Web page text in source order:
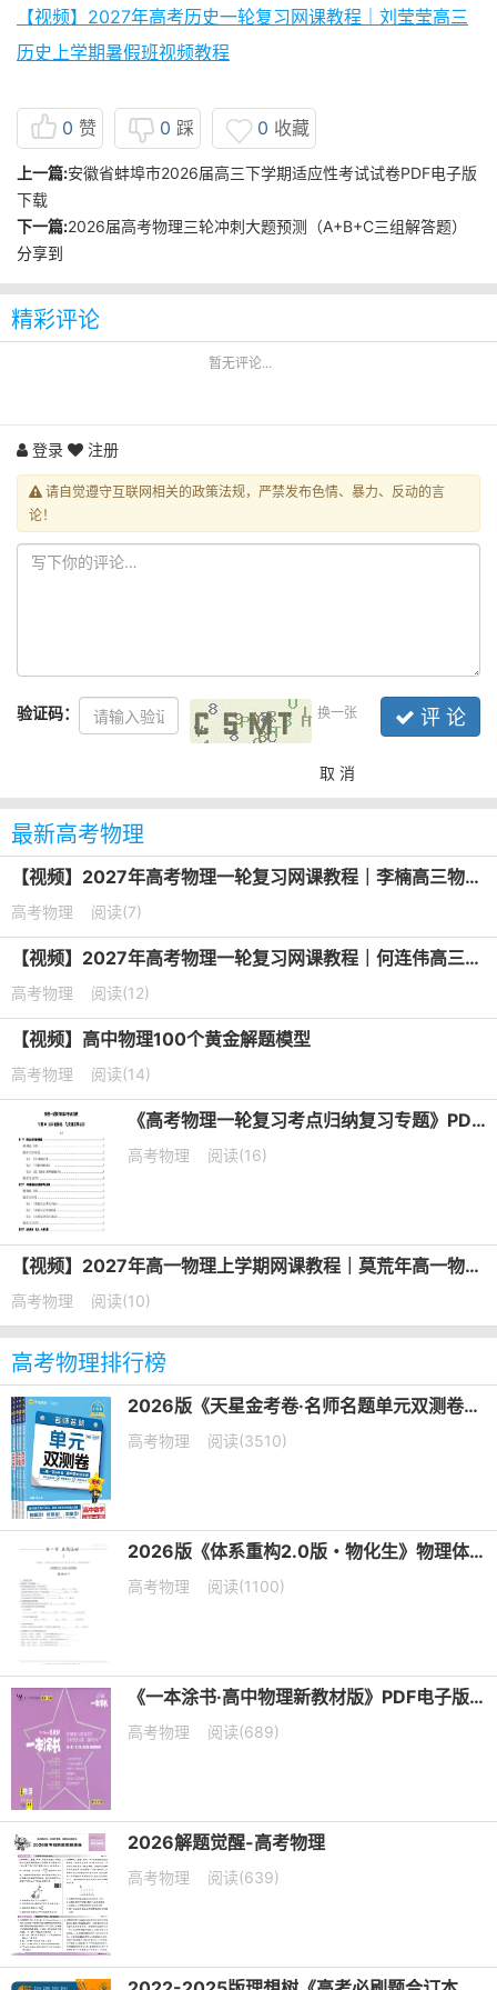
【视频】2027年高考历史一轮复习网课教程｜刘莹莹高三
历史上学期暑假班视频教程
0 赞 0 踩 0 收藏
上一篇:安徽省蚌埠市2026届高三下学期适应性考试试卷PDF电子版
下载
下一篇:2026届高考物理三轮冲刺大题预测（A+B+C三组解答题）
分享到
精彩评论
暂无评论...
登录 注册
请自觉遵守互联网相关的政策法规，严禁发布色情、暴力、反动的言
论！
验证码： 换一张 评 论
取 消
最新高考物理
【视频】2027年高考物理一轮复习网课教程｜李楠高三物理上学期暑假班视频教程
高考物理 阅读(7)
【视频】2027年高考物理一轮复习网课教程｜何连伟高三物理上学期暑假班视频教程
高考物理 阅读(12)
【视频】高中物理100个黄金解题模型
高考物理 阅读(14)
《高考物理一轮复习考点归纳复习专题》PDF电子版下载
高考物理 阅读(16)
【视频】2027年高一物理上学期网课教程｜莫荒年高一物理暑假班视频教程
高考物理 阅读(10)
高考物理排行榜
2026版《天星金考卷·名师名题单元双测卷》PDF电子版下载
高考物理 阅读(3510)
2026版《体系重构2.0版・物化生》物理体系重构2.0版-问题篇
高考物理 阅读(1100)
《一本涂书·高中物理新教材版》PDF电子版下载
高考物理 阅读(689)
2026解题觉醒-高考物理
高考物理 阅读(639)